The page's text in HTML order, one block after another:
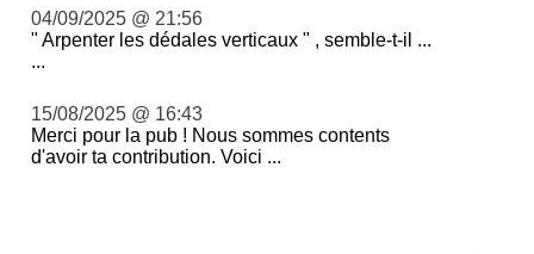
04/09/2025 @ 21:56
" Arpenter les dédales verticaux " , semble-t-il ...
...
15/08/2025 @ 16:43
Merci pour la pub ! Nous sommes contents
d'avoir ta contribution. Voici ...